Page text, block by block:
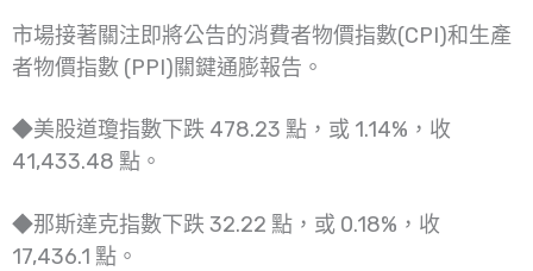
市場接著關注即將公告的消費者物價指數(CPI)和生產
者物價指數 (PPI)關鍵通膨報告。
◆美股道瓊指數下跌 478.23 點，或 1.14%，收
41,433.48 點。
◆那斯達克指數下跌 32.22 點，或 0.18%，收
17,436.1 點。